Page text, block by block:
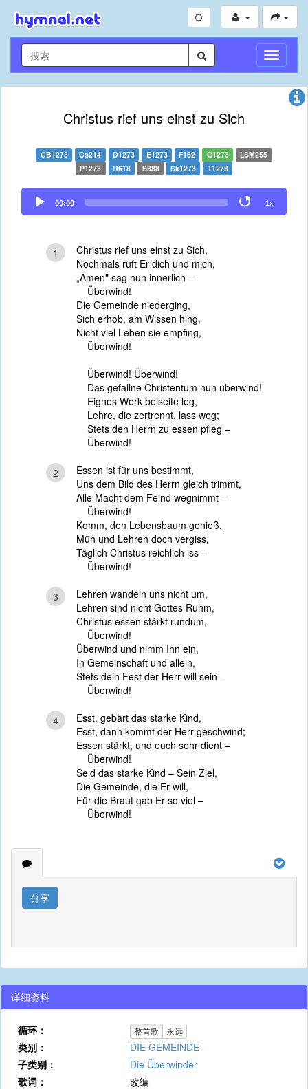
切
换
导
Christus rief uns einst zu Sich
CB1273 Cs214 D1273 E1273 F162 G1273
LSM255
P1273
R618 S388 Sk1273 T1273
Audio
Player
00:00 1x
1
Christus rief uns einst zu Sich,
Nochmals ruft Er dich und mich,
„Amen" sag nun innerlich –
Überwind!
Die Gemeinde niederging,
Sich erhob, am Wissen hing,
Nicht viel Leben sie empfing,
Überwind!
Überwind! Überwind!
Das gefallne Christentum nun überwind!
Eignes Werk beiseite leg,
Lehre, die zertrennt, lass weg;
Stets den Herrn zu essen pfleg –
Überwind!
2
Essen ist für uns bestimmt,
Uns dem Bild des Herrn gleich trimmt,
Alle Macht dem Feind wegnimmt –
Überwind!
Komm, den Lebensbaum genieß,
Müh und Lehren doch vergiss,
Täglich Christus reichlich iss –
Überwind!
3
Lehren wandeln uns nicht um,
Lehren sind nicht Gottes Ruhm,
Christus essen stärkt rundum,
Überwind!
Überwind und nimm Ihn ein,
In Gemeinschaft und allein,
Stets dein Fest der Herr will sein –
Überwind!
4
Esst, gebärt das starke Kind,
Esst, dann kommt der Herr geschwind;
Essen stärkt, und euch sehr dient –
Überwind!
Seid das starke Kind – Sein Ziel,
Die Gemeinde, die Er will,
Für die Braut gab Er so viel –
Überwind!
分享
详细资料
循环： 整首歌 永远
类别：
DIE GEMEINDE
子类别：
Die Überwinder
歌词：
改编